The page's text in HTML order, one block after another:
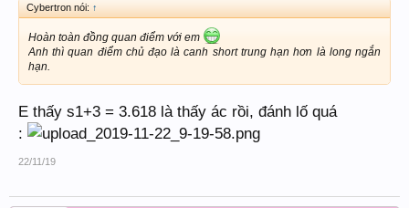
Cybertron nói: ↑
Hoàn toàn đồng quan điểm với em
Anh thì quan điểm chủ đạo là canh short trung hạn hơn là long ngắn
hạn.
E thấy s1+3 = 3.618 là thấy ác rồi, đánh lố quá
:
22/11/19